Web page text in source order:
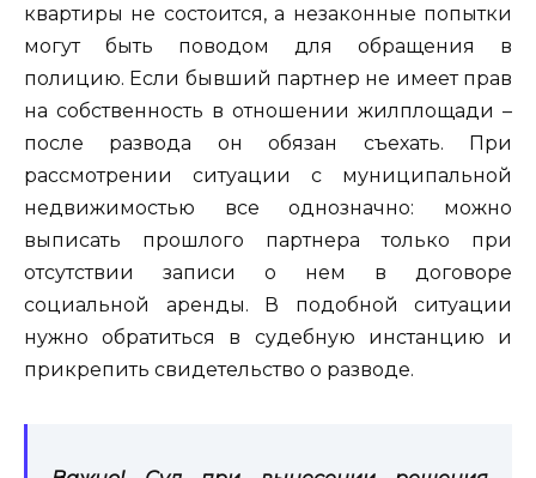
квартиры не состоится, а незаконные попытки
могут быть поводом для обращения в
полицию. Если бывший партнер не имеет прав
на собственность в отношении жилплощади –
после развода он обязан съехать. При
рассмотрении ситуации с муниципальной
недвижимостью все однозначно: можно
выписать прошлого партнера только при
отсутствии записи о нем в договоре
социальной аренды. В подобной ситуации
нужно обратиться в судебную инстанцию и
прикрепить свидетельство о разводе.